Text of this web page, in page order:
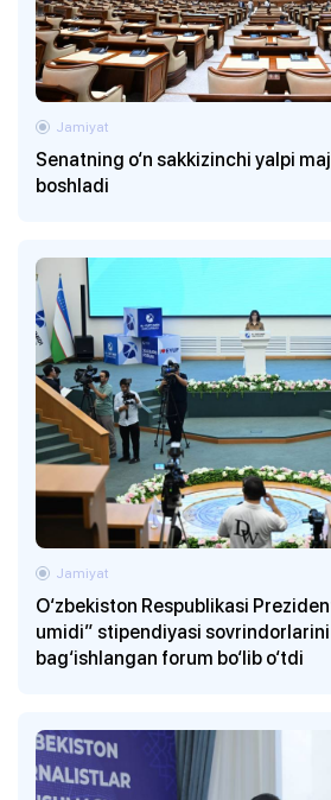
Senatning o‘n sakkizinchi yalpi
boshladi
Jamiyat
O‘zbekiston Respublikasi
umidi” stipendiyasi
bag‘ishlangan forum bo‘lib o‘tdi
Jamiyat